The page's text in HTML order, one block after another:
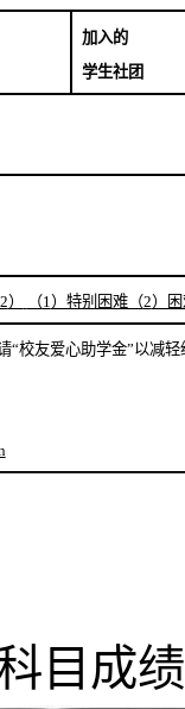
加入的
学生社团
2） （1）特别困难（2）
“校友爱心助学金”以减轻
目成绩